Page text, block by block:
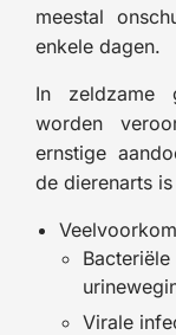
meestal
enkele dagen.
In zeldzame
worden
ernstige
de dierenarts
Virale